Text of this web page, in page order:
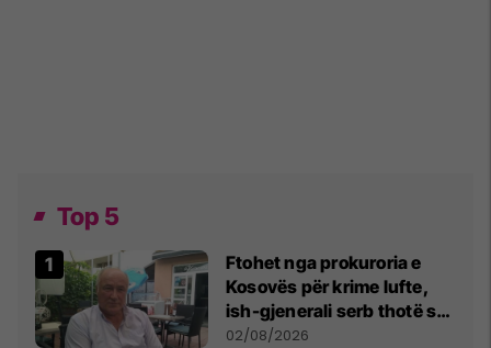
Top 5
Ftohet nga prokuroria e
Kosovës për krime lufte,
ish-gjenerali serb thotë se
dikush e tradhtoi në
02/08/2026